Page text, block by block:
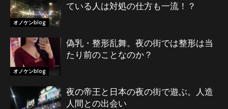
オノケンblog
ている人は対処の仕方も一流！？
オノケンblog
偽乳・整形乱舞。夜の街では整形は当
たり前のことなのか？
夜の帝王と日本の夜の街で遊ぶ。人造
人間との出会い